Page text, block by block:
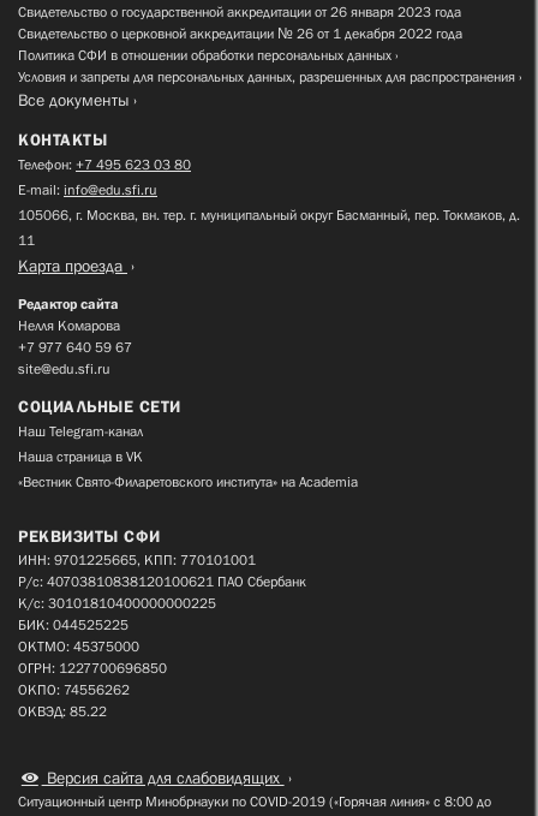
Свидетельство о государственной аккредитации от 26 января 2023 года
Свидетельство о церковной аккредитации № 26 от 1 декабря 2022 года
Политика СФИ в отношении обработки персональных данных
Условия и запреты для персональных данных, разрешенных для распространения
Все документы
КОНТАКТЫ
Телефон: +7 495 623 03 80
E-mail: info@edu.sfi.ru
105066, г. Москва, вн. тер. г. муниципальный округ Басманный, пер. Токмаков, д.
11
Карта проезда
Редактор сайта
Нелля Комарова
+7 977 640 59 67
site@edu.sfi.ru
СОЦИАЛЬНЫЕ СЕТИ
Наш Telegram-канал
Наша страница в VK
«Вестник Свято-Филаретовского института» на Academia
РЕКВИЗИТЫ СФИ
ИНН: 9701225665, КПП: 770101001
Р/с: 40703810838120100621 ПАО Сбербанк
К/с: 30101810400000000225
БИК: 044525225
ОКТМО: 45375000
ОГРН: 1227700696850
ОКПО: 74556262
ОКВЭД: 85.22
Версия сайта для слабовидящих
Ситуационный центр Минобрнауки по COVID-2019 («Горячая линия» с 8:00 до